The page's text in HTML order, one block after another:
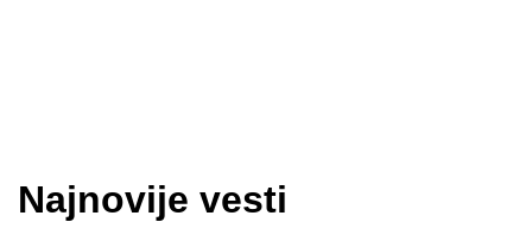
Najnovije vesti